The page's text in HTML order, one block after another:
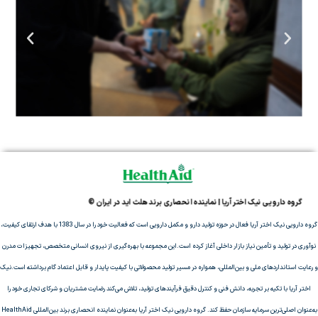
گروه دارویی نیک اختر آریا | نماینده انحصاری برند هلث اید در ایران ©
گروه دارویی نیک اختر آریا فعال در حوزه تولید دارو و مکمل دارویی است که فعالیت خود را در سال 1383 با هدف ارتقای کیفیت،
نوآوری در تولید و تأمین نیاز بازار داخلی آغاز کرده است.این مجموعه با بهره‌گیری از نیروی انسانی متخصص، تجهیزات مدرن
و رعایت استانداردهای ملی و بین‌المللی، همواره در مسیر تولید محصولاتی با کیفیت پایدار و قابل اعتماد گام برداشته است.نیک
اختر آریا با تکیه بر تجربه، دانش فنی و کنترل دقیق فرآیندهای تولید، تلاش می‌کند رضایت مشتریان و شرکای تجاری خود را
به‌عنوان اصلی‌ترین سرمایه سازمان حفظ کند. گروه دارویی نیک اختر آریا به‌عنوان نماینده انحصاری برند بین‌المللی HealthAid